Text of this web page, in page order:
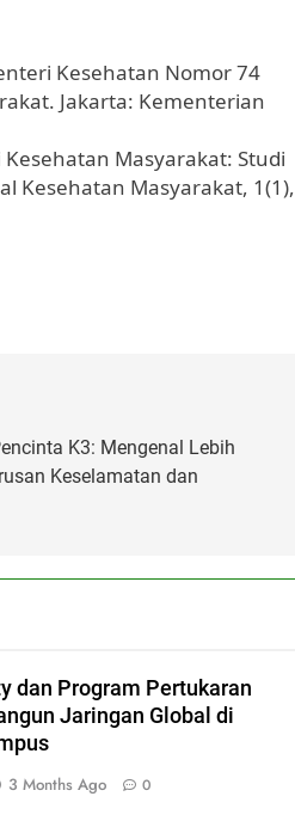
Kesehatan Nomor 74
Jakarta: Kementerian
Masyarakat: Studi
Kesehatan Masyarakat, 1(1),
K3: Mengenal Lebih
Keselamatan dan
dan Program Pertukaran
Jaringan Global di
3 Months Ago 0